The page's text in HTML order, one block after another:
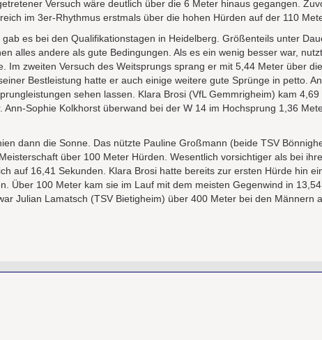
Versuch wäre deutlich über die 6 Meter hinaus gegangen.
im 3er-Rhythmus erstmals über die hohen Hürden auf der 110
es bei den Qualifikationstagen in Heidelberg. Größenteils unter
alles andere als gute Bedingungen. Als es ein wenig besser war,
Im zweiten Versuch des Weitsprungs sprang er mit 5,44 Meter über
Bestleistung hatte er auch einige weitere gute Sprünge in petto.
sehen lassen. Klara Brosi (VfL Gemmrigheim) kam
Ann-Sophie Kolkhorst überwand bei der W 14 im Hochsprung 1,36
dann die Sonne. Das nützte Pauline Großmann (beide TSV
über 100 Meter Hürden. Wesentlich vorsichtiger als bei
auf 16,41 Sekunden. Klara Brosi hatte bereits zur ersten Hürde hin
Über 100 Meter kam sie im Lauf mit dem meisten Gegenwind in
Julian Lamatsch (TSV Bietigheim) über 400 Meter bei den Männern